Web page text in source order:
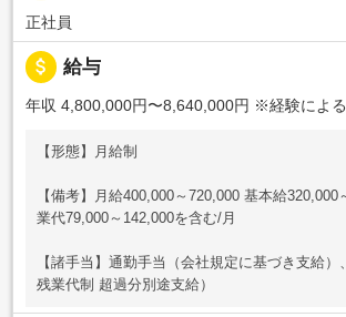
正社員
attach_money 給与
年収 4,800,000円〜8,640,000円 ※経験による
【形態】月給制
【備考】月給400,000～720,000 基本給320,000
業代79,000～142,000を含む/月
【諸手当】通勤手当（会社規定に基づき支給）
残業代制 超過分別途支給）